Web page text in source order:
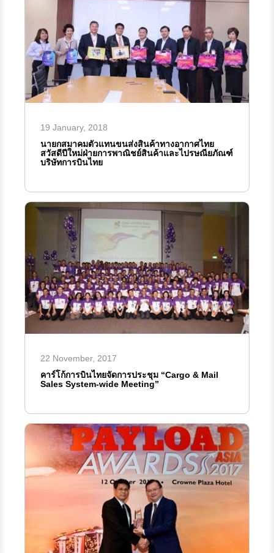
19 January, 2018
นายกสมาคมตัวแทนขนส่งสินค้าทางอากาศไทย
สวัสดีปีใหม่ฝ่ายการพาณิชย์สินค้าและไปรษณียภัณฑ์
บริษัทการบินไทย
22 November, 2017
คาร์โก้การบินไทยจัดการประชุม “Cargo & Mail
Sales System-wide Meeting”